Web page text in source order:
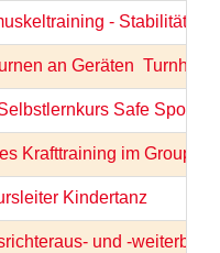
- Stabilität
an Geräten 
Safe Sport
Krafttraining im
Kindertanz
und -